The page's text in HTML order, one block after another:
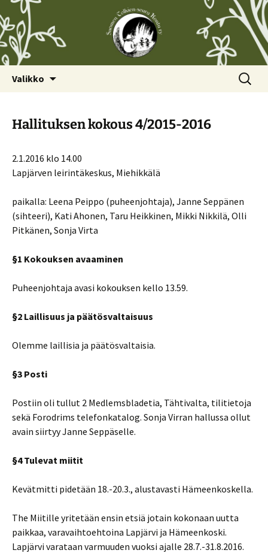
Valikko Haku:
Hallituksen kokous 4/2015-2016
2.1.2016 klo 14.00
Lapjärven leirintäkeskus, Miehikkälä
paikalla: Leena Peippo (puheenjohtaja), Janne Seppänen
(sihteeri), Kati Ahonen, Taru Heikkinen, Mikki Nikkilä, Olli
Pitkänen, Sonja Virta
§1 Kokouksen avaaminen
Puheenjohtaja avasi kokouksen kello 13.59.
§2 Laillisuus ja päätösvaltaisuus
Olemme laillisia ja päätösvaltaisia.
§3 Posti
Postiin oli tullut 2 Medlemsbladetia, Tähtivalta, tilitietoja
sekä Forodrims telefonkatalog. Sonja Virran hallussa ollut
avain siirtyy Janne Seppäselle.
§4 Tulevat miitit
Kevätmitti pidetään 18.-20.3., alustavasti Hämeenkoskella.
The Miitille yritetään ensin etsiä jotain kokonaan uutta
paikkaa, varavaihtoehtoina Lapjärvi ja Hämeenkoski.
Lapjärvi varataan varmuuden vuoksi ajalle 28.7.-31.8.2016.